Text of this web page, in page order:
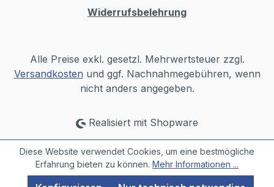
Widerrufsbelehrung
Alle Preise exkl. gesetzl. Mehrwertsteuer zzgl.
Versandkosten und ggf. Nachnahmegebühren, wenn
nicht anders angegeben.
Realisiert mit Shopware
Diese Website verwendet Cookies, um eine bestmögliche
Erfahrung bieten zu können. Mehr Informationen ...